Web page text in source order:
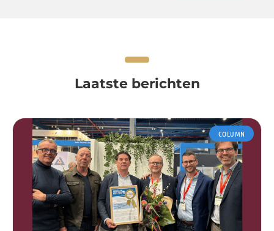
Laatste berichten
COLUMN